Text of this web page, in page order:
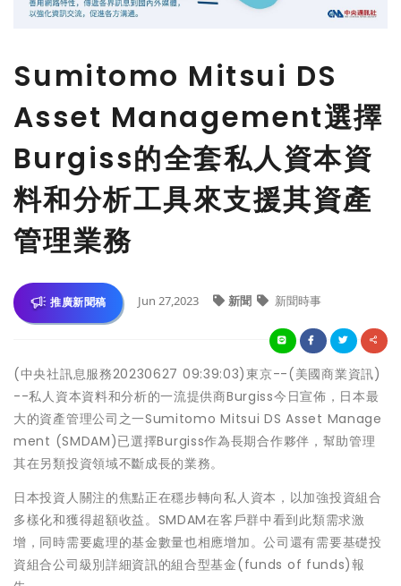
Sumitomo Mitsui DS
Asset Management選擇
Burgiss的全套私人資本資
料和分析工具來支援其資產
管理業務
推廣新聞稿 Jun 27,2023 新聞 新聞時事
(中央社訊息服務20230627 09:39:03)東京--(美國商業資訊)
--私人資本資料和分析的一流提供商Burgiss今日宣佈，日本最
大的資產管理公司之一Sumitomo Mitsui DS Asset Manage
ment (SMDAM)已選擇Burgiss作為長期合作夥伴，幫助管理
其在另類投資領域不斷成長的業務。
日本投資人關注的焦點正在穩步轉向私人資本，以加強投資組合
多樣化和獲得超額收益。SMDAM在客戶群中看到此類需求激
增，同時需要處理的基金數量也相應增加。公司還有需要基礎投
資組合公司級別詳細資訊的組合型基金(funds of funds)報